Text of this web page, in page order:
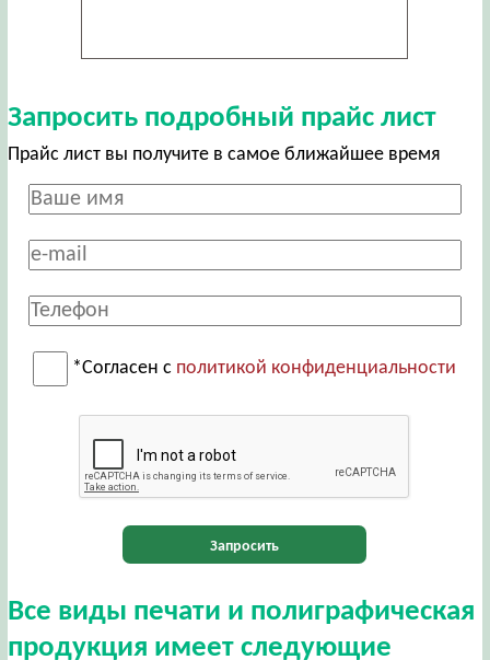
Запросить подробный прайс лист
Прайс лист вы получите в самое ближайшее время
*Согласен с политикой конфиденциальности
Запросить
Все виды печати и полиграфическая
продукция имеет следующие